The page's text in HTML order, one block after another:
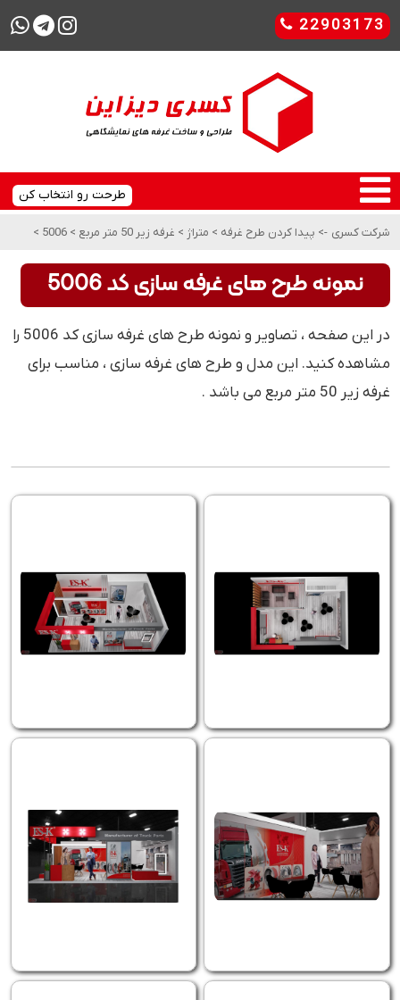
22903173
طرحت رو انتخاب کن
شرکت کسری -> پیدا کردن طرح غرفه > متراژ > غرفه زیر 50 متر مربع >
5006
>
نمونه طرح های غرفه سازی کد 5006
در این صفحه ، تصاویر و نمونه طرح های غرفه سازی کد 5006 را
مشاهده کنید. این مدل و طرح های غرفه سازی ، مناسب برای
غرفه زیر 50 متر مربع می باشد .